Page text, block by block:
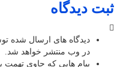
ثبت دیدگاه
دیدگاه های ارسال شده
در وب منتشر خواهد شد.
پیام هایی که حاوی تهمت